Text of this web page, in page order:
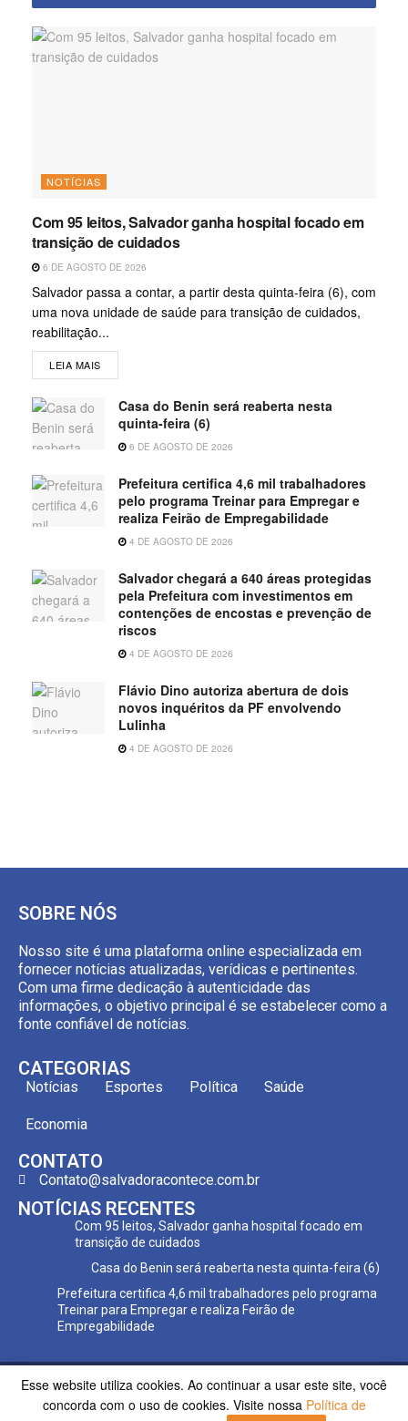
NOTÍCIAS
Com 95 leitos, Salvador ganha hospital focado em
transição de cuidados
6 DE AGOSTO DE 2026
Salvador passa a contar, a partir desta quinta-feira (6), com
uma nova unidade de saúde para transição de cuidados,
reabilitação...
LEIA MAIS
Casa do Benin será reaberta nesta
quinta-feira (6)
6 DE AGOSTO DE 2026
Prefeitura certifica 4,6 mil trabalhadores
pelo programa Treinar para Empregar e
realiza Feirão de Empregabilidade
4 DE AGOSTO DE 2026
Salvador chegará a 640 áreas protegidas
pela Prefeitura com investimentos em
contenções de encostas e prevenção de
riscos
4 DE AGOSTO DE 2026
Flávio Dino autoriza abertura de dois
novos inquéritos da PF envolvendo
Lulinha
4 DE AGOSTO DE 2026
SOBRE NÓS
Nosso site é uma plataforma online especializada em
fornecer notícias atualizadas, verídicas e pertinentes.
Com uma firme dedicação à autenticidade das
informações, o objetivo principal é se estabelecer como a
fonte confiável de notícias.
CATEGORIAS
Notícias Esportes Política Saúde
Economia
CONTATO
Contato@salvadoracontece.com.br
NOTÍCIAS RECENTES
Com 95 leitos, Salvador ganha hospital focado em
transição de cuidados
Casa do Benin será reaberta nesta quinta-feira (6)
Prefeitura certifica 4,6 mil trabalhadores pelo programa
Treinar para Empregar e realiza Feirão de
Empregabilidade
Copyright ©2023 Salvador Acontece. Todos os direitos
reservados | Desenvolvido porPoppy Sites.
Esse website utiliza cookies. Ao continuar a usar este site, você
concorda com o uso de cookies. Visite nossa Política de